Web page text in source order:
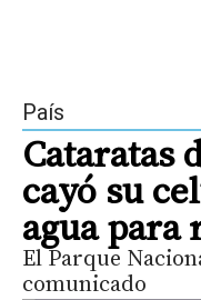
País
Cataratas
cayó su
agua
El Parque
comunicado